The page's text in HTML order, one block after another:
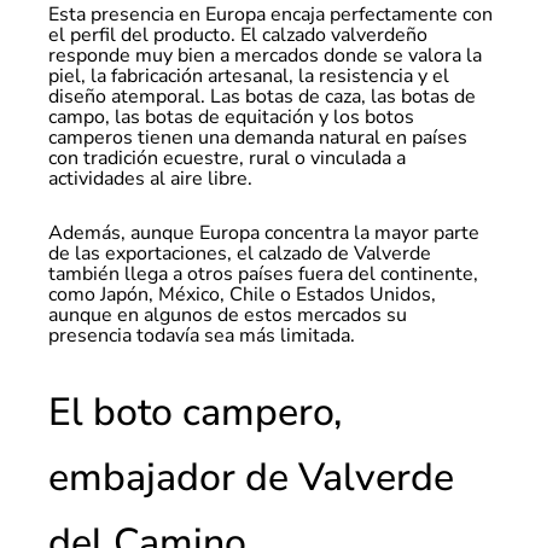
Esta presencia en Europa encaja perfectamente con
el perfil del producto. El calzado valverdeño
responde muy bien a mercados donde se valora la
piel, la fabricación artesanal, la resistencia y el
diseño atemporal. Las botas de caza, las botas de
campo, las botas de equitación y los botos
camperos tienen una demanda natural en países
con tradición ecuestre, rural o vinculada a
actividades al aire libre.
Además, aunque Europa concentra la mayor parte
de las exportaciones, el calzado de Valverde
también llega a otros países fuera del continente,
como Japón, México, Chile o Estados Unidos,
aunque en algunos de estos mercados su
presencia todavía sea más limitada.
El boto campero,
embajador de Valverde